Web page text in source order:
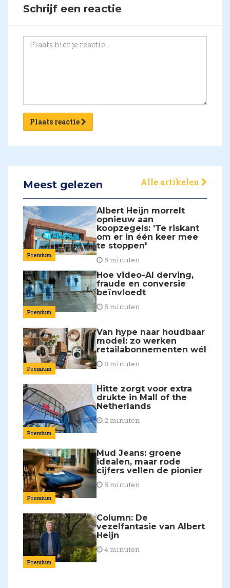
Schrijf een reactie
Plaats reactie
Meest gelezen Alle artikelen
Premium
Albert Heijn morrelt
opnieuw aan
koopzegels: 'Te riskant
om er in één keer mee
te stoppen'
5 minuten
Premium
Hoe video-AI derving,
fraude en conversie
beïnvloedt
5 minuten
Premium
Van hype naar houdbaar
model: zo werken
retailabonnementen wél
8 minuten
Premium
Hitte zorgt voor extra
drukte in Mall of the
Netherlands
2 minuten
Premium
Mud Jeans: groene
idealen, maar rode
cijfers vellen de pionier
5 minuten
Premium
Column: De
vezelfantasie van Albert
Heijn
4 minuten